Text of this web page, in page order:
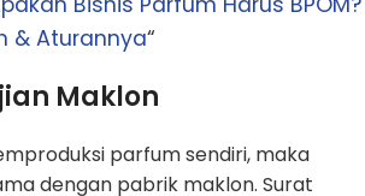
& Aturannya“
Maklon
parfum sendiri, maka
dengan pabrik maklon. Surat